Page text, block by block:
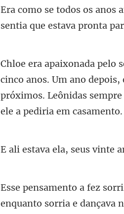
sentia que estava pronta
anos. Um ano
próximos. Leônida
, seus vinte
enqu